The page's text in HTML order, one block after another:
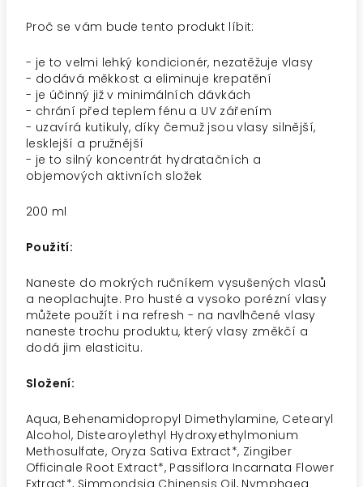
Proč se vám bude tento produkt líbit:
- je to velmi lehký kondicionér, nezatěžuje vlasy
- dodává měkkost a eliminuje krepatění
- je účinný již v minimálních dávkách
- chrání před teplem fénu a UV zářením
- uzavírá kutikuly, díky čemuž jsou vlasy silnější,
lesklejší a pružnější
- je to silný koncentrát hydratačních a
objemových aktivních složek
200 ml
Použití:
Naneste do mokrých ručníkem vysušených vlasů
a neoplachujte. Pro husté a vysoko porézní vlasy
můžete použít i na refresh - na navlhčené vlasy
naneste trochu produktu, který vlasy změkčí a
dodá jim elasticitu.
Složení:
Aqua, Behenamidopropyl Dimethylamine, Cetearyl
Alcohol, Distearoylethyl Hydroxyethylmonium
Methosulfate, Oryza Sativa Extract*, Zingiber
Officinale Root Extract*, Passiflora Incarnata Flower
Extract*, Simmondsia Chinensis Oil, Nymphaea